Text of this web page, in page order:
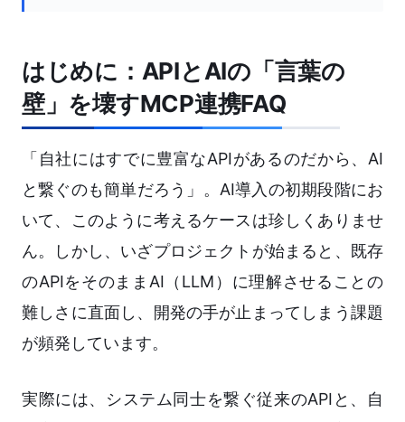
はじめに：APIとAIの「言葉の
壁」を壊すMCP連携FAQ
「自社にはすでに豊富なAPIがあるのだから、AI
と繋ぐのも簡単だろう」。AI導入の初期段階にお
いて、このように考えるケースは珍しくありませ
ん。しかし、いざプロジェクトが始まると、既存
のAPIをそのままAI（LLM）に理解させることの
難しさに直面し、開発の手が止まってしまう課題
が頻発しています。
実際には、システム同士を繋ぐ従来のAPIと、自